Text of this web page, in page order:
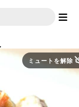
ミュートを解除